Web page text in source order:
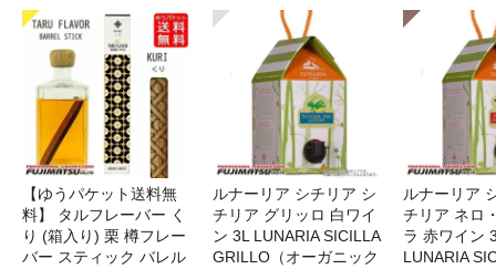
【ゆうパケット送料無
料】 タルフレーバー く
り (箱入り) 栗 樽フレー
バー スティック バレル
ルナーリア シチリア シ
チリア グリッロ 白ワイ
ン 3L LUNARIA SICILLA
GRILLO（オーガニック
ルナーリア
チリア ネロ
ラ 赤ワイ
LUNARIA